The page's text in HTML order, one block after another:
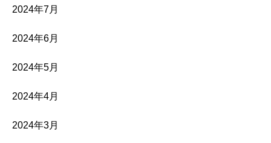
2024年7月
2024年6月
2024年5月
2024年4月
2024年3月